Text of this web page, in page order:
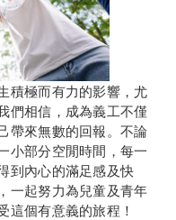
積極而有力的影響，尤
們相信，成為義工不僅
帶來無數的回報。不論
小部分空閒時間，每一
到內心的滿足感及快
一起努力為兒童及青年
這個有意義的旅程！